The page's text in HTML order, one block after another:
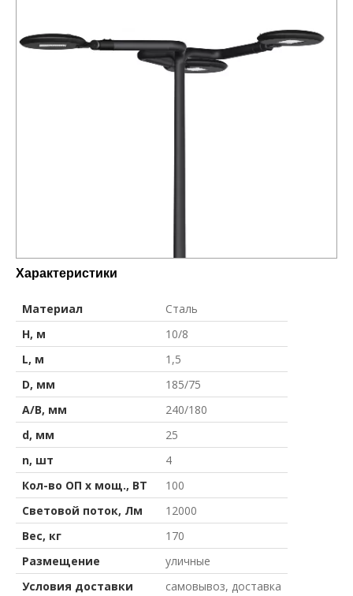
Характеристики
Материал
Сталь
H, м
10/8
L, м
1,5
D, мм
185/75
A/B, мм
240/180
d, мм
25
n, шт
4
Кол-во ОП х мощ., ВТ
100
Световой поток, Лм
12000
Вес, кг
170
Размещение
уличные
Условия доставки
самовывоз, доставка